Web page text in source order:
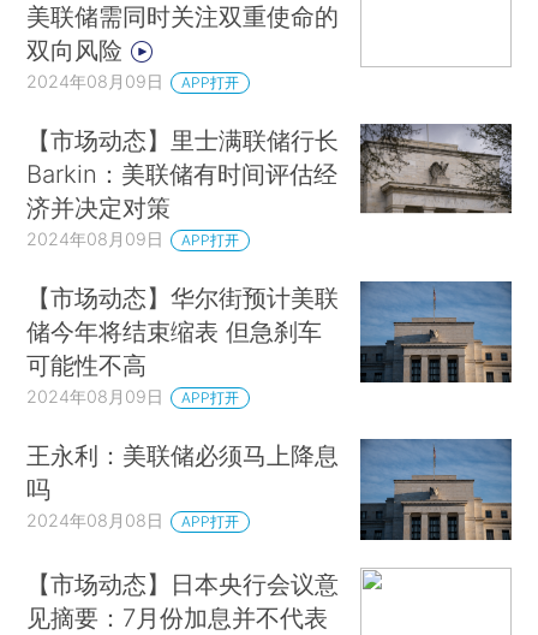
美联储需同时关注双重使命的
双向风险
2024年08月09日 APP打开
【市场动态】里士满联储行长
Barkin：美联储有时间评估经
济并决定对策
2024年08月09日 APP打开
【市场动态】华尔街预计美联
储今年将结束缩表 但急刹车
可能性不高
2024年08月09日 APP打开
王永利：美联储必须马上降息
吗
2024年08月08日 APP打开
【市场动态】日本央行会议意
见摘要：7月份加息并不代表